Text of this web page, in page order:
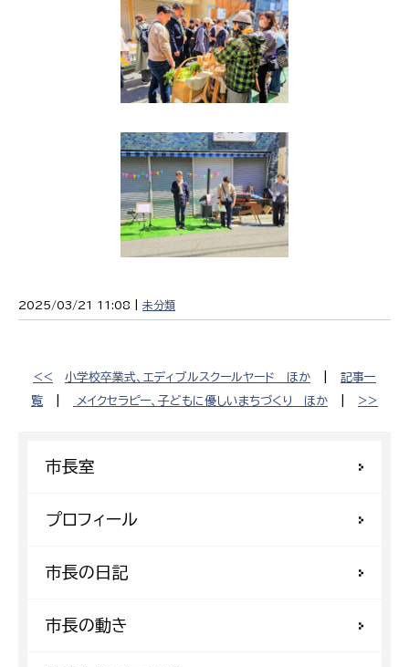
2025/03/21 11:08 | 未分類
<< 小学校卒業式、エディブルスクールヤード ほか
記事一
覧
メイクセラピー、子どもに優しいまちづくり ほか >>
市長室
プロフィール
市長の日記
市長の動き